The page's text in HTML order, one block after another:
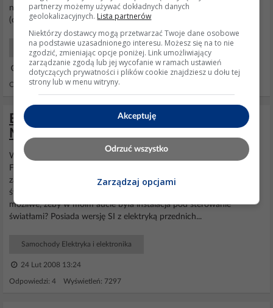
nie reguluje. Trzyma sie tylko na dynksie przy kierunkowskazie
(chyba tez jakissilniczek) a na...
Samochody Elektryka i elektronika
21 Kwi 2005 14:08
Odpowiedzi: 4 Wyświetleń: 3820
Elektroniczna regulacja świateł - Ford
Mondeo MK2
Witam. Chciałem prosić o pomoc w kwestii
Fordzie Mondeo MK2. Otuż dziś zaglądając do
zauważyłem, że mam w nich elektrycznysilniczek
świateł. Natomiast w środku w aucie, przełącznika nie mam. Czy to
możliwe, żeby w moim aucie była instalacja pod sterowanie
światłami? Posiada wersję SI z elektryką przednich...
Samochody Elektryka i elektronika
24 Lut 2008 13:24
Odpowiedzi: 4 Wyświetleń: 7297
partnerzy możemy używać dokładnych danych
geolokalizacyjnych. Lista partnerów
Niektórzy dostawcy mogą przetwarzać Twoje dane osobowe
na podstawie uzasadnionego interesu. Możesz się na to nie
zgodzić, zmieniając opcje poniżej. Link umożliwiający
zarządzanie zgodą lub jej wycofanie w ramach ustawień
dotyczących prywatności i plików cookie znajdziesz u dołu tej
strony lub w menu witryny.
Akceptuję
Odrzuć wszystko
Zarządzaj opcjami